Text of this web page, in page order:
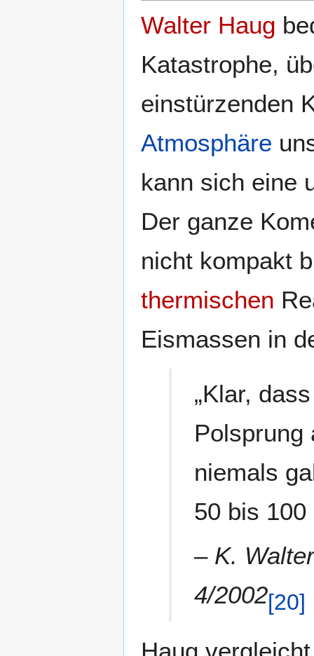
Walter Haug
Katastrophe,
einstürzenden
Atmosphäre
kann sich eine
Der ganze
nicht kompakt
thermischen
Eismassen in
„Klar,
Polsprung
niemals
50 bis 100
– K.
4/2002[20]
Haug